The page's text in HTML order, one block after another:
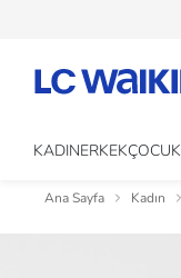
KADINERKEKÇOCUK
Ana Sayfa Kadın